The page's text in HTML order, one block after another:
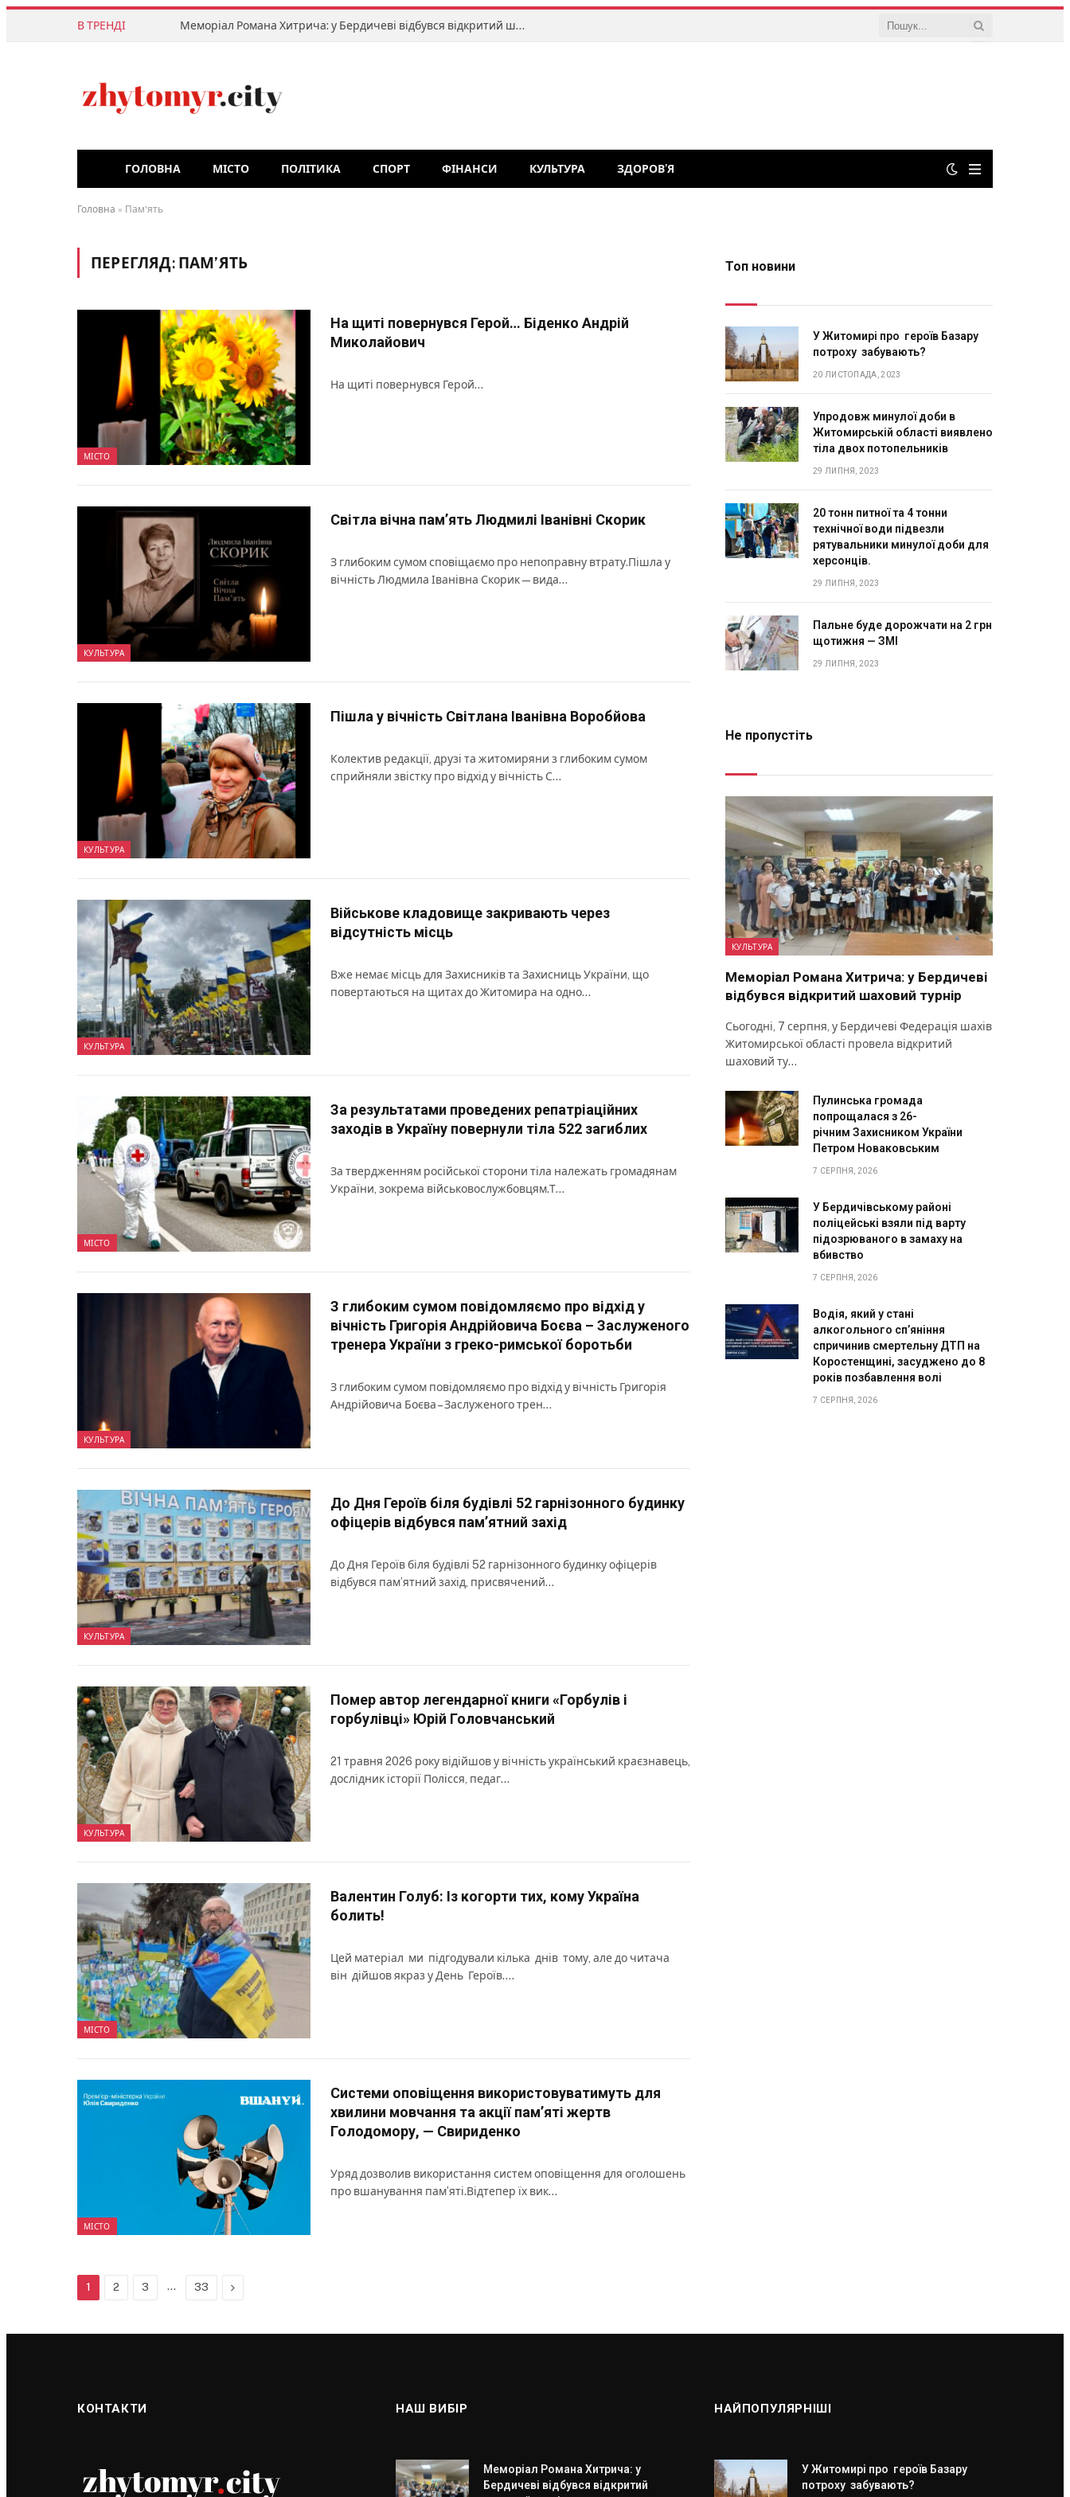
В ТРЕНДІ Меморіал Романа Хитрича: у Бердичеві відбувся відкритий шаховий турнір
ГОЛОВНА МІСТО ПОЛІТИКА СПОРТ ФІНАНСИ КУЛЬТУРА ЗДОРОВ’Я
Головна » Пам'ять
ПЕРЕГЛЯД: ПАМ’ЯТЬ
МІСТО
На щиті повернувся Герой… Біденко Андрій
Миколайович
На щиті повернувся Герой…
КУЛЬТУРА
Світла вічна пам’ять Людмилі Іванівні Скорик
З глибоким сумом сповіщаємо про непоправну втрату.Пішла у
вічність Людмила Іванівна Скорик — вида…
КУЛЬТУРА
Пішла у вічність Світлана Іванівна Воробйова
Колектив редакції, друзі та житомиряни з глибоким сумом
сприйняли звістку про відхід у вічність С…
КУЛЬТУРА
Військове кладовище закривають через
відсутність місць
Вже немає місць для Захисників та Захисниць України, що
повертаються на щитах до Житомира на одно…
МІСТО
За результатами проведених репатріаційних
заходів в Україну повернули тіла 522 загиблих
За твердженням російської сторони тіла належать громадянам
України, зокрема військовослужбовцям.Т…
КУЛЬТУРА
З глибоким сумом повідомляємо про відхід у
вічність Григорія Андрійовича Боєва – Заслуженого
тренера України з греко-римської боротьби
З глибоким сумом повідомляємо про відхід у вічність Григорія
Андрійовича Боєва – Заслуженого трен…
КУЛЬТУРА
До Дня Героїв біля будівлі 52 гарнізонного будинку
офіцерів відбувся пам’ятний захід
До Дня Героїв біля будівлі 52 гарнізонного будинку офіцерів
відбувся пам’ятний захід, присвячений…
КУЛЬТУРА
Помер автор легендарної книги «Горбулів і
горбулівці» Юрій Головчанський
21 травня 2026 року відійшов у вічність український краєзнавець,
дослідник історії Полісся, педаг…
МІСТО
Валентин Голуб: Із когорти тих, кому Україна
болить!
Цей матеріал ми підгодували кілька днів тому, але до читача
він дійшов якраз у День Героїв….
МІСТО
Системи оповіщення використовуватимуть для
хвилини мовчання та акції пам’яті жертв
Голодомору, — Свириденко
Уряд дозволив використання систем оповіщення для оголошень
про вшанування памʼяті.Відтепер їх вик…
1 2 3 … 33 Next
Топ новини
У Житомирі про героїв Базару
потроху забувають?
20 ЛИСТОПАДА, 2023
Упродовж минулої доби в
Житомирській області виявлено
тіла двох потопельників
29 ЛИПНЯ, 2023
20 тонн питної та 4 тонни
технічної води підвезли
рятувальники минулої доби для
херсонців.
29 ЛИПНЯ, 2023
Пальне буде дорожчати на 2 грн
щотижня — ЗМІ
29 ЛИПНЯ, 2023
Не пропустіть
КУЛЬТУРА
Меморіал Романа Хитрича: у Бердичеві
відбувся відкритий шаховий турнір
Сьогодні, 7 серпня, у Бердичеві Федерація шахів
Житомирської області провела відкритий
шаховий ту…
Пулинська громада
попрощалася з 26-
річним Захисником України
Петром Новаковським
7 СЕРПНЯ, 2026
У Бердичівському районі
поліцейські взяли під варту
підозрюваного в замаху на
вбивство
7 СЕРПНЯ, 2026
Водія, який у стані
алкогольного сп’яніння
спричинив смертельну ДТП на
Коростенщині, засуджено до 8
років позбавлення волі
7 СЕРПНЯ, 2026
КОНТАКТИ НАШ ВИБІР
Меморіал Романа Хитрича: у
Бердичеві відбувся відкритий
НАЙПОПУЛЯРНІШІ
У Житомирі про героїв Базару
потроху забувають?